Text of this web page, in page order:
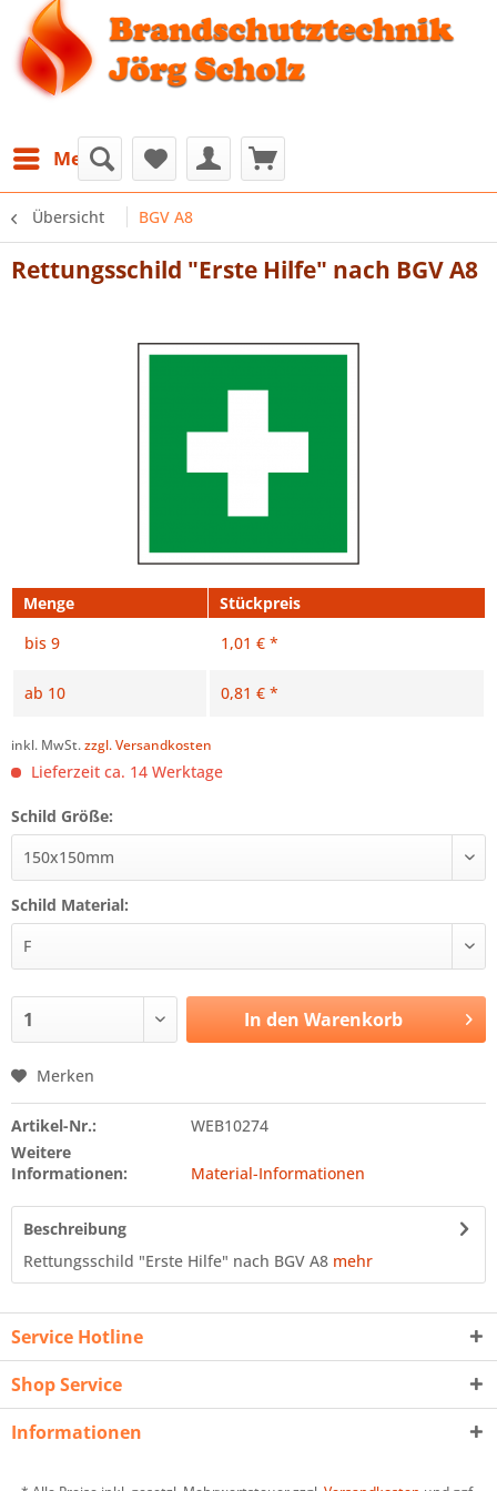
Menü
Übersicht BGV A8
Rettungsschild "Erste Hilfe" nach BGV A8
Menge
Stückpreis
bis 9 1,01 € *
ab 10 0,81 € *
inkl. MwSt.zzgl. Versandkosten
Lieferzeit ca. 14 Werktage
Schild Größe:
Schild Material:
In den Warenkorb
Merken
Artikel-Nr.:
WEB10274
Weitere
Informationen:
Material-Informationen
Beschreibung
Rettungsschild "Erste Hilfe" nach BGV A8 mehr
Service Hotline
Shop Service
Informationen